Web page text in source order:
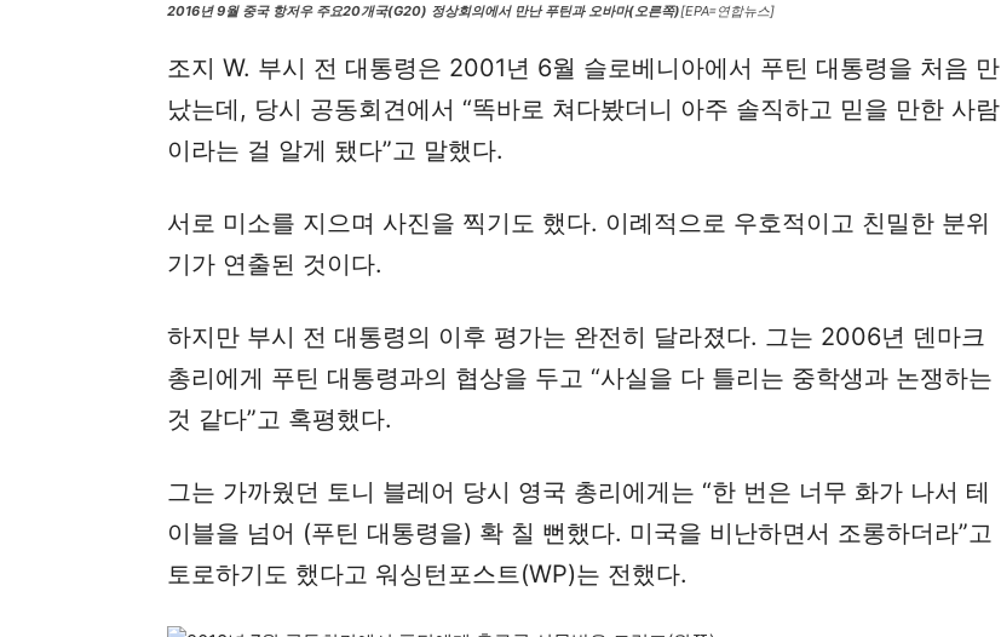
2016년 9월 중국 항저우 주요20개국(G20) 정상회의에서 만난 푸틴과 오바마(오른쪽)[EPA=연합뉴스]
조지 W. 부시 전 대통령은 2001년 6월 슬로베니아에서 푸틴 대통령을 처음 만
났는데, 당시 공동회견에서 “똑바로 쳐다봤더니 아주 솔직하고 믿을 만한 사람
이라는 걸 알게 됐다”고 말했다.
서로 미소를 지으며 사진을 찍기도 했다. 이례적으로 우호적이고 친밀한 분위
기가 연출된 것이다.
하지만 부시 전 대통령의 이후 평가는 완전히 달라졌다. 그는 2006년 덴마크
총리에게 푸틴 대통령과의 협상을 두고 “사실을 다 틀리는 중학생과 논쟁하는
것 같다”고 혹평했다.
그는 가까웠던 토니 블레어 당시 영국 총리에게는 “한 번은 너무 화가 나서 테
이블을 넘어 (푸틴 대통령을) 확 칠 뻔했다. 미국을 비난하면서 조롱하더라”고
토로하기도 했다고 워싱턴포스트(WP)는 전했다.